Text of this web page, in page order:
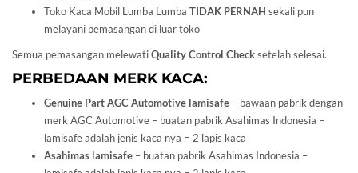
Toko Kaca Mobil Lumba Lumba TIDAK PERNAH sekali pun
melayani pemasangan di luar toko
Semua pemasangan melewatiQuality Control Checksetelah selesai.
PERBEDAAN MERK KACA:
Genuine Part AGC Automotive lamisafe – bawaan pabrik dengan
merk AGC Automotive – buatan pabrik Asahimas Indonesia –
lamisafe adalah jenis kaca nya = 2 lapis kaca
Asahimas lamisafe – buatan pabrik Asahimas Indonesia –